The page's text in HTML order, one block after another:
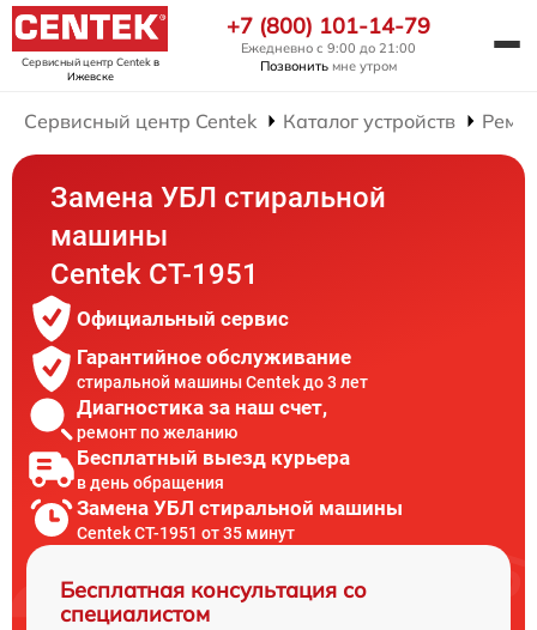
Сервисный центр Centekв
Ижевске
+7 (800) 101-14-79
Ежедневно с 9:00 до 21:00
Позвонить мне утром
Сервисный центр Centek Каталог устройств
Замена УБЛ стиральной
машины
Centek CT-1951
Официальный сервис
Гарантийное обслуживание
стиральной машины Centek до 3 лет
Диагностика за наш счет,
ремонт по желанию
Бесплатный выезд курьера
в день обращения
Замена УБЛ стиральной машины
Centek CT-1951 от 35 минут
Бесплатная консультация со
специалистом